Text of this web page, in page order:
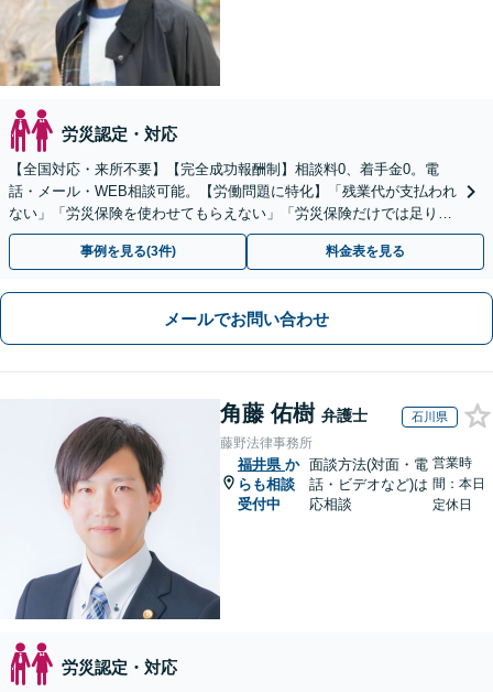
労災認定・対応
【全国対応・来所不要】【完全成功報酬制】相談料0、着手金0。電
話・メール・WEB相談可能。【労働問題に特化】「残業代が支払われ
ない」「労災保険を使わせてもらえない」「労災保険だけでは足りな
い。損害賠償請求したい」など労働問題はお任せを。
事例を見る(3件) 料金表を見る
メールでお問い合わせ
角藤 佑樹 弁護士 石川県
藤野法律事務所
福井県 か
らも相談
受付中
面談方法(対面・電
話・ビデオなど)は
応相談
営業時
間：本日
定休日
労災認定・対応